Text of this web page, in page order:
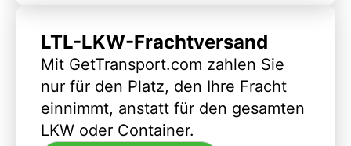
LTL-LKW-Frachtversand
Mit GetTransport.com zahlen Sie
nur für den Platz, den Ihre Fracht
einnimmt, anstatt für den gesamten
LKW oder Container.